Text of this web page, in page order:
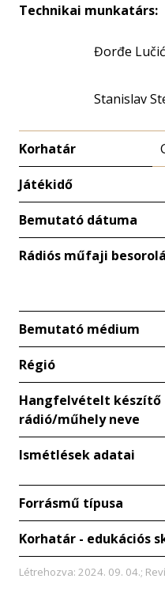
Technikai munkatárs:
Đorđe Lučić
Stanislav
Korhatár
Játékidő
Bemutató dátuma
Rádiós műfaji
Bemutató médium
Régió
Hangfelvételt készítő
rádió/műhely neve
Ismétlések adatai
Forrásmű típusa
Korhatár - edukációs
Létrehozva: 2024. 09. 04.;